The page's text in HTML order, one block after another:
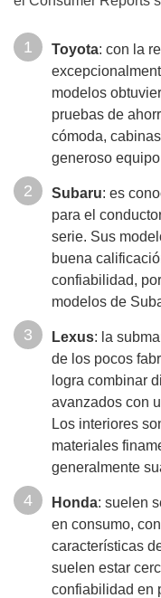
Toyota: con la
modelos
pruebas de
cómoda,
generoso
Subaru: es
para el
serie. Sus
buena
confiabilidad,
modelos de
Lexus: la
de los pocos
logra combinar
avanzados con
Los interiores
materiales
generalmente
Honda: suelen
en consumo,
características
suelen estar
confiabilidad en